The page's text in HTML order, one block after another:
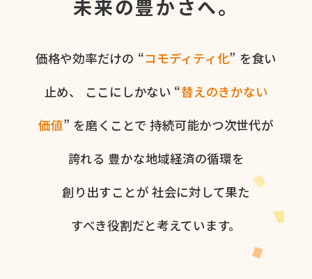
未来の豊かさへ。
価格や​効率だけの​ “コモディティ化” を​食い​
止め、
ここに​しかない​ “替えの​きかない​
価値” を​磨く​ことで 持続可能かつ次世代が​
誇れる 豊かな​地域経済の​循環を​
創り出すことが 社会に​対して​果た​
すべき役割だと​考えています。​